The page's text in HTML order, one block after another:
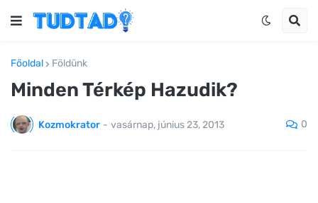
Főoldal Földünk
Minden Térkép Hazudik?
Kozmokrator - vasárnap, június 23, 2013 0